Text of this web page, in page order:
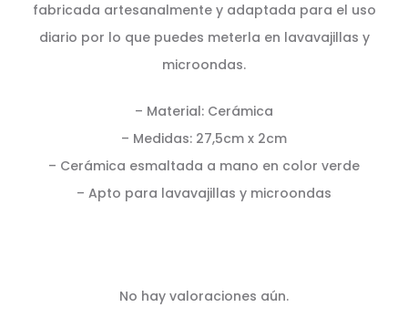
fabricada artesanalmente y adaptada para el uso
diario por lo que puedes meterla en lavavajillas y
microondas.
– Material: Cerámica
– Medidas: 27,5cm x 2cm
– Cerámica esmaltada a mano en color verde
– Apto para lavavajillas y microondas
No hay valoraciones aún.